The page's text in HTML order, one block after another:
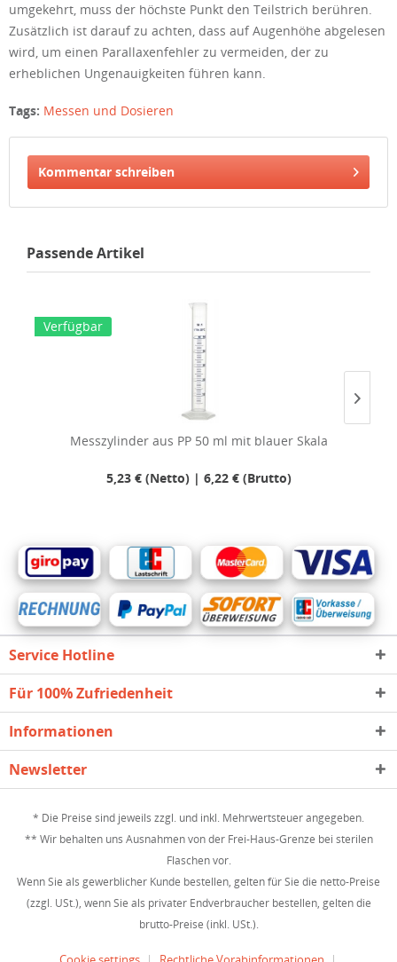
umgekehrt, muss der höchste Punkt den Teilstrich berühren.
Zusätzlich ist darauf zu achten, dass auf Augenhöhe abgelesen
wird, um einen Parallaxenfehler zu vermeiden, der zu
erheblichen Ungenauigkeiten führen kann.
Tags: Messen und Dosieren
Kommentar schreiben
Passende Artikel
Verfügbar
Messzylinder aus PP 50 ml mit blauer Skala
5,23 € (Netto) | 6,22 € (Brutto)
Service Hotline
Für 100% Zufriedenheit
Informationen
Newsletter
* Die Preise sind jeweils zzgl. und inkl. Mehrwertsteuer angegeben.
** Wir behalten uns Ausnahmen von der Frei-Haus-Grenze bei sterilen
Flaschen vor.
Wenn Sie als gewerblicher Kunde bestellen, gelten für Sie die netto-Preise
(zzgl. USt.), wenn Sie als privater Endverbraucher bestellen, gelten die
brutto-Preise (inkl. USt.).